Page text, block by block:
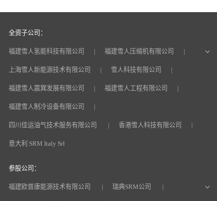
全资子公司：
福建雪人氢能科技有限公司 福建雪人压缩机有限公司
上海雪人新能源技术有限公司 雪人科技有限公司
福建雪人震巽发展有限公司 福建雪人工程有限公司
福建雪人制冷设备有限公司
四川佳运油气技术服务有限公司 香港雪人科技有限公司
意大利 SRM Italy Srl
参股公司：
福建欧普康能源技术有限公司 瑞典SRM公司